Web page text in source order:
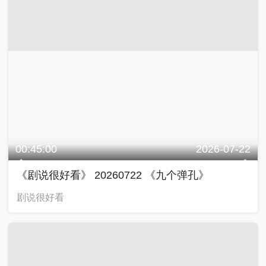
00:45:00 2026-07-22
《剧说很好看》 20260722 《九个弹孔》
剧说很好看